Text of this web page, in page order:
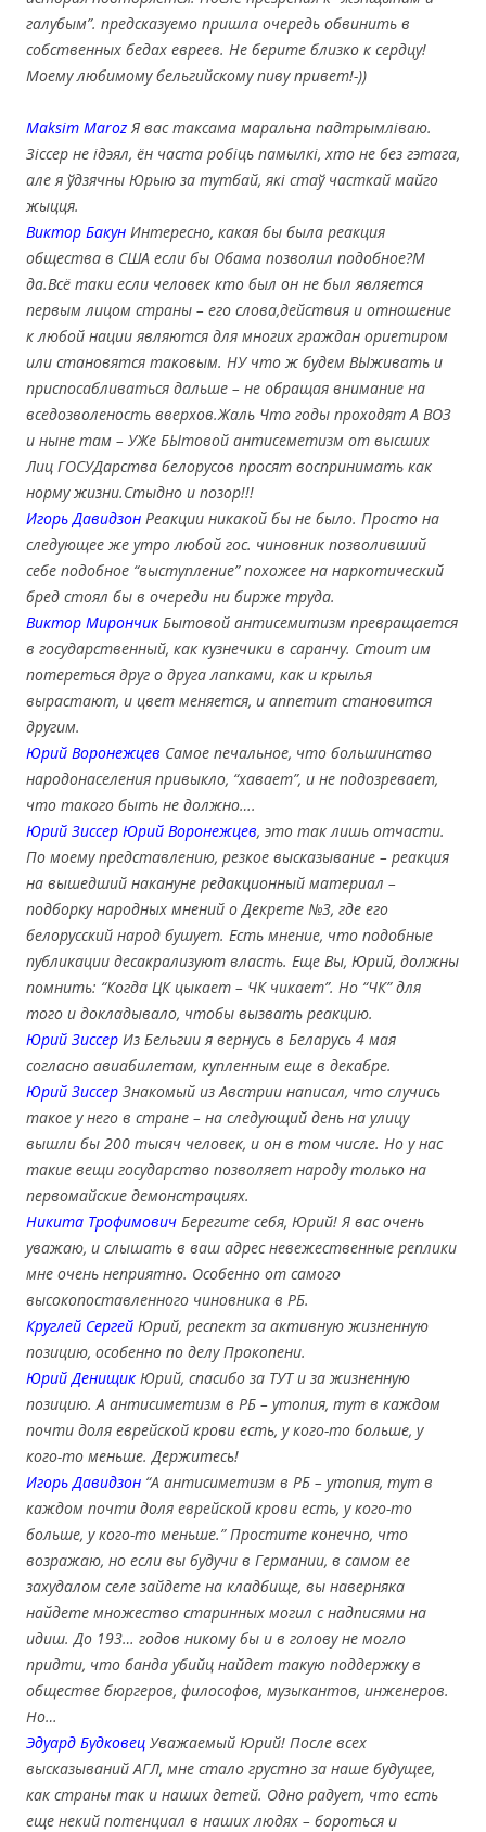
галубым”. предсказуемо пришла очередь обвинить в
собственных бедах евреев. Не берите близко к сердцу!
Моему любимому бельгийскому пиву привет!-))
Maksim Maroz Я вас таксама маральна падтрымліваю.
Зіссер не ідэял, ён часта робіць памылкі, хто не без гэтага,
але я ўдзячны Юрыю за тутбай, які стаў часткай майго
жыцця.
Виктор Бакун Интересно, какая бы была реакция
общества в США если бы Обама позволил подобное?М
да.Всё таки если человек кто был он не был является
первым лицом страны – его слова,действия и отношение
к любой нации являются для многих граждан ориетиром
или становятся таковым. НУ что ж будем ВЫживать и
приспосабливаться дальше – не обращая внимание на
вседозволеность вверхов.Жаль Что годы проходят А ВОЗ
и ныне там – УЖе БЫтовой антисеметизм от высших
Лиц ГОСУДарства белорусов просят воспринимать как
норму жизни.Стыдно и позор!!!
Игорь Давидзон Реакции никакой бы не было. Просто на
следующее же утро любой гос. чиновник позволивший
себе подобное “выступление” похожее на наркотический
бред стоял бы в очереди ни бирже труда.
Виктор Мирончик Бытовой антисемитизм превращается
в государственный, как кузнечики в саранчу. Стоит им
потереться друг о друга лапками, как и крылья
вырастают, и цвет меняется, и аппетит становится
другим.
Юрий Воронежцев Самое печальное, что большинство
народонаселения привыкло, “хавает”, и не подозревает,
что такого быть не должно….
Юрий Зиссер Юрий Воронежцев, это так лишь отчасти.
По моему представлению, резкое высказывание – реакция
на вышедший накануне редакционный материал –
подборку народных мнений о Декрете №3, где его
белорусский народ бушует. Есть мнение, что подобные
публикации десакрализуют власть. Еще Вы, Юрий, должны
помнить: “Когда ЦК цыкает – ЧК чикает”. Но “ЧК” для
того и докладывало, чтобы вызвать реакцию.
Юрий Зиссер Из Бельгии я вернусь в Беларусь 4 мая
согласно авиабилетам, купленным еще в декабре.
Юрий Зиссер Знакомый из Австрии написал, что случись
такое у него в стране – на следующий день на улицу
вышли бы 200 тысяч человек, и он в том числе. Но у нас
такие вещи государство позволяет народу только на
первомайские демонстрациях.
Никита Трофимович Берегите себя, Юрий! Я вас очень
уважаю, и слышать в ваш адрес невежественные реплики
мне очень неприятно. Особенно от самого
высокопоставленного чиновника в РБ.
Круглей Сергей Юрий, респект за активную жизненную
позицию, особенно по делу Прокопени.
Юрий Денищик Юрий, спасибо за ТУТ и за жизненную
позицию. А антисиметизм в РБ – утопия, тут в каждом
почти доля еврейской крови есть, у кого-то больше, у
кого-то меньше. Держитесь!
Игорь Давидзон “А антисиметизм в РБ – утопия, тут в
каждом почти доля еврейской крови есть, у кого-то
больше, у кого-то меньше.” Простите конечно, что
возражаю, но если вы будучи в Германии, в самом ее
захудалом селе зайдете на кладбище, вы наверняка
найдете множество старинных могил с надписями на
идиш. До 193… годов никому бы и в голову не могло
придти, что банда убийц найдет такую поддержку в
обществе бюргеров, философов, музыкантов, инженеров.
Но…
Эдуард Будковец Уважаемый Юрий! После всех
высказываний АГЛ, мне стало грустно за наше будущее,
как страны так и наших детей. Одно радует, что есть
еще некий потенциал в наших людях – бороться и